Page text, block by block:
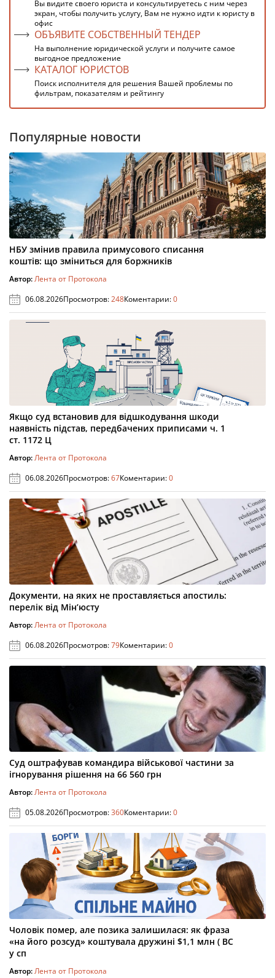
Вы видите своего юриста и консультируетесь с ним через
экран, чтобы получить услугу, Вам не нужно идти к юристу в
офис
ОБЪЯВИТЕ СОБСТВЕННЫЙ ТЕНДЕР
На выполнение юридической услуги и получите самое
выгодное предложение
КАТАЛОГ ЮРИСТОВ
Поиск исполнителя для решения Вашей проблемы по
фильтрам, показателям и рейтингу
Популярные новости
НБУ змінив правила примусового списання
коштів: що зміниться для боржників
Автор:Лента от Протокола
06.08.2026Просмотров:248Коментарии:0
Якщо суд встановив для відшкодування шкоди
наявність підстав, передбачених приписами ч. 1
ст. 1172 Ц
Автор:Лента от Протокола
06.08.2026Просмотров:67Коментарии:0
Документи, на яких не проставляється апостиль:
перелік від Мін’юсту
Автор:Лента от Протокола
06.08.2026Просмотров:79Коментарии:0
Суд оштрафував командира військової частини за
ігнорування рішення на 66 560 грн
Автор:Лента от Протокола
05.08.2026Просмотров:360Коментарии:0
Чоловік помер, але позика залишилася: як фраза
«на його розсуд» коштувала дружині $1,1 млн ( ВС
у сп
Автор:Лента от Протокола